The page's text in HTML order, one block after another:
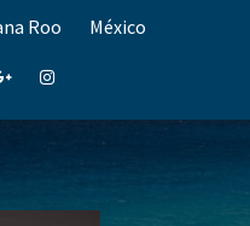
Roo México
Instagram